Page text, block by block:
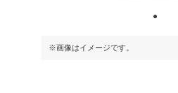
※画像はイメージです。